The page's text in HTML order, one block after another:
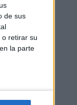
de sus
retirar su
la parte